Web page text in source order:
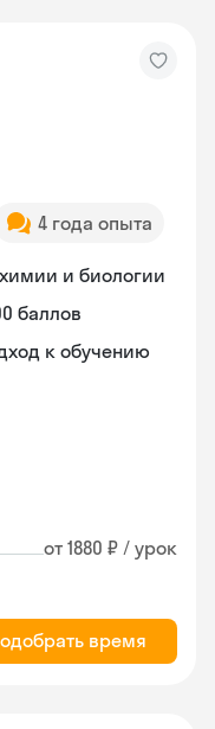
4 года опыта
и биологии
баллов
к обучению
от 1880 ₽ / урок
время